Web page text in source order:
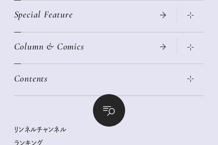
真夏のひんやりグッズ 2026
ニトリ・イケア・無印良品で賢くおしゃれなインテリア
絶品、お餅レシピ大集合！
世界のサンタさんに会って来た！
クラフトビール案内
Special Feature
2026年春夏 トレンドファッションニュース
女子旅おすすめスポット 暮らすように心地いいリンネル旅ガイ
幸せな老後のための リンネルマネー講座
私の住むまち、好きな場所。LOCAL LIFE REPORT
リンネル 暮らしの道具大賞
Column & Comics
ぐれいさん
清水みさとの食いしんぼう寄り道サウナ
Contents
リンネルおしゃれファッションスナップ
リンネル暮らし部
リンネルチャンネル
リンネルチャンネル
ランキング